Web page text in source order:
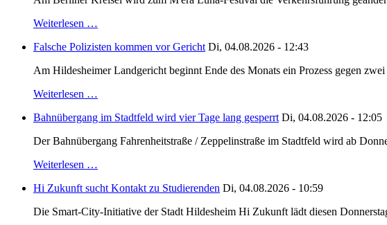
Weiterlesen …
Falsche Polizisten kommen vor Gericht Di, 04.08.2026 - 12:43
Am Hildesheimer Landgericht beginnt Ende des Monats ein Prozess gegen
Weiterlesen …
Bahnübergang im Stadtfeld wird vier Tage lang gesperrt Di, 04.08.2026 - 12:05
Der Bahnübergang Fahrenheitstraße / Zeppelinstraße im Stadtfeld wird ab
Weiterlesen …
Hi Zukunft sucht Kontakt zu Studierenden Di, 04.08.2026 - 10:59
Die Smart-City-Initiative der Stadt Hildesheim Hi Zukunft lädt diesen